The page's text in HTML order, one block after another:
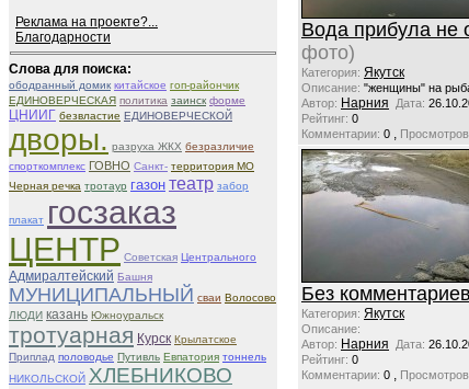
Реклама на проекте?...
Благодарности
Слова для поиска:
ободранный домик китайское гоп-райончик
ЕДИНОВЕРЧЕСКАЯ политика заинск форме
ЦНИИГ безвластие ЕДИНОВЕРЧЕСКОЙ
дворы. разруха ЖКХ безразличие
спорткомплекс ГОВНО Санкт- территория МО
Черная речка тротаур газон театр забор
плакат госзаказ
ЦЕНТР Советская Центрального
Адмиралтейский Башня
МУНИЦИПАЛЬНЫЙ сваи Волосово
ЛЮДИ казань Южноуральск
тротуарная Курск Крылатское
Приплад половодье Путивль Евпатория тоннель
НИКОЛЬСКОЙ ХЛЕБНИКОВО
Вода прибула не
фото)
Категория: Якутск
Описание: "женщины" на
Автор: Нарния Дата:
Рейтинг: 0
Комментарии: 0 ,
Без
Категория: Якутск
Описание:
Автор: Нарния Дата:
Рейтинг: 0
Комментарии: 0 ,